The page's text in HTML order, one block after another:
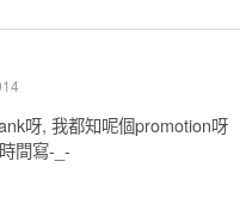
呀, 我都知呢個promotion呀
間寫-_-